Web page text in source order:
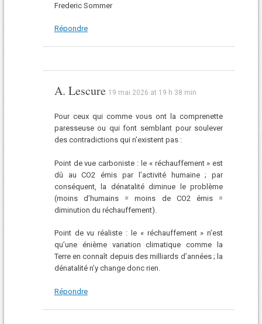
Frederic Sommer
Répondre
A. Lescure 19 mai 2026 at 19 h 38 min
Pour ceux qui comme vous ont la comprenette
paresseuse ou qui font semblant pour soulever
des contradictions qui n’existent pas :
Point de vue carboniste : le « réchauffement » est
dû au CO2 émis par l’activité humaine ; par
conséquent, la dénatalité diminue le problème
(moins d’humains = moins de CO2 émis =
diminution du réchauffement).
Point de vu réaliste : le « réchauffement » n’est
qu’une énième variation climatique comme la
Terre en connaît depuis des milliards d’années ; la
dénatalité n’y change donc rien.
Répondre